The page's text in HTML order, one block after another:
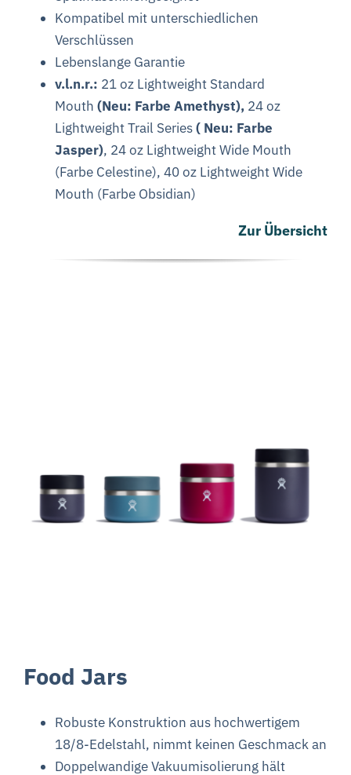
Kompatibel mit unterschiedlichen
Verschlüssen
Lebenslange Garantie
v.l.n.r.: 21 oz Lightweight Standard
Mouth (Neu: Farbe Amethyst), 24 oz
Lightweight Trail Series( Neu: Farbe
Jasper), 24 oz Lightweight Wide Mouth
(Farbe Celestine), 40 oz Lightweight Wide
Mouth (Farbe Obsidian)
Zur Übersicht
Food Jars
Robuste Konstruktion aus hochwertigem
18/8-Edelstahl, nimmt keinen Geschmack an
Doppelwandige Vakuumisolierung hält